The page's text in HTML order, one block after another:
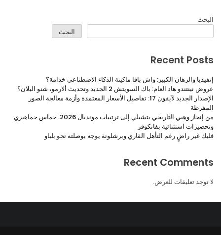
البحث
Recent
والرهان الكبير: واش باقا ماكينة الذكاء الاصطناعي خدامة؟
هاد العام: باك السويتش 2 الجديد وتحديث ألارمو، شنو البلان؟
الإصدار الجديد لآيفون 17: تفاصيل الأسعار المعتمدة وأزمة معالجة الصور
من إنجاز وهبي التاريخي بتشيلي إلى ترتيبات مونديال 2026: حماس جماهيري
استثنائية بفانكوفر
غير راضٍ رغم التأهل القاري وبرشلونة يوجه بوصلته نحو بلباو
Recent
تعليقات للعرض.